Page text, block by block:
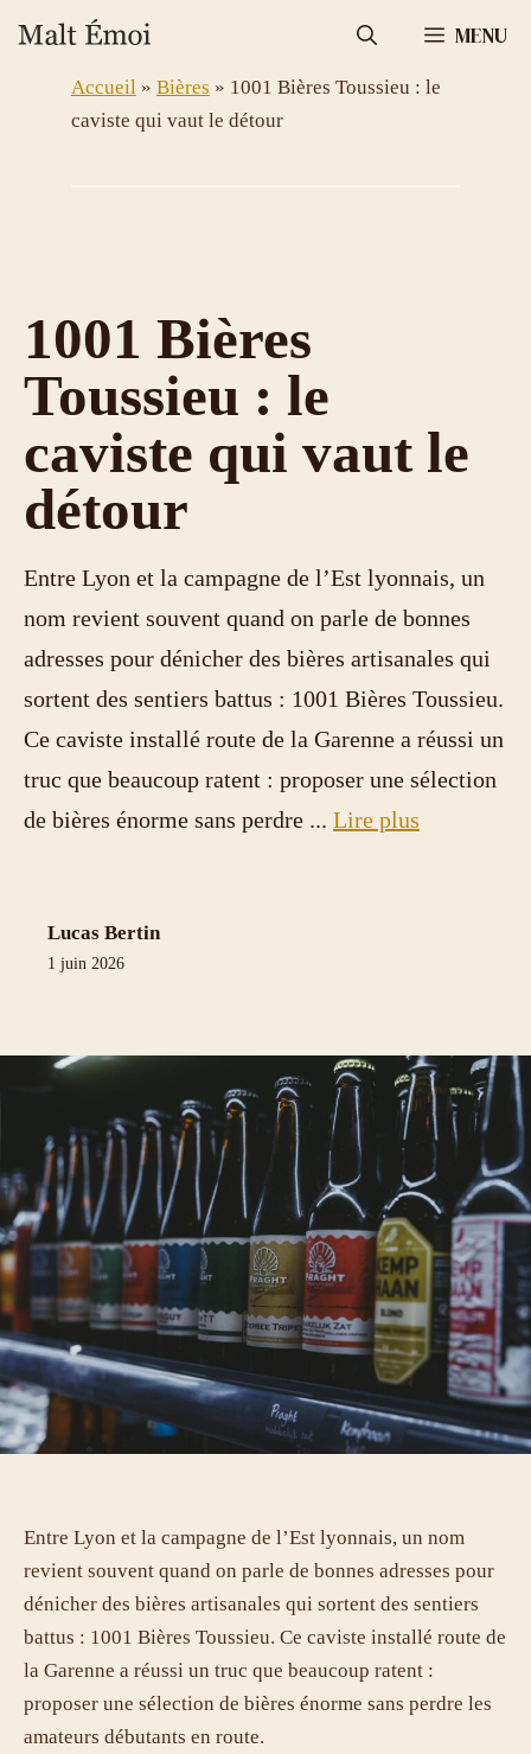
au
MENU
Accueil » Bières » 1001 Bières Toussieu : le
caviste qui vaut le détour
1001 Bières
Toussieu : le
caviste qui vaut le
détour
Entre Lyon et la campagne de l’Est lyonnais, un
nom revient souvent quand on parle de bonnes
adresses pour dénicher des bières artisanales qui
sortent des sentiers battus : 1001 Bières Toussieu.
Ce caviste installé route de la Garenne a réussi un
truc que beaucoup ratent : proposer une sélection
de bières énorme sans perdre ... Lire plus
Lucas Bertin
1 juin 2026
Entre Lyon et la campagne de l’Est lyonnais, un nom
revient souvent quand on parle de bonnes adresses pour
dénicher des bières artisanales qui sortent des sentiers
battus : 1001 Bières Toussieu. Ce caviste installé route de
la Garenne a réussi un truc que beaucoup ratent :
proposer une sélection de bières énorme sans perdre les
amateurs débutants en route.